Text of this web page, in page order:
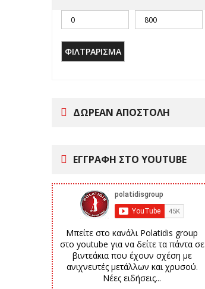
ΦΙΛΤΡΆΡΙΣΜΑ
ΔΩΡΕΑΝ ΑΠΟΣΤΟΛΗ
ΕΓΓΡΑΦΗ ΣΤΟ YOUTUBE
Μπείτε στο κανάλι Polatidis group
στο youtube για να δείτε τα πάντα σε
βιντεάκια που έχουν σχέση με
ανιχνευτές μετάλλων και χρυσού.
Νέες ειδήσεις...